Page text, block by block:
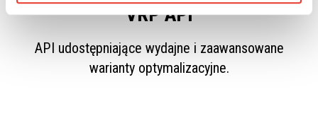
VRP API
API udostępniające wydajne i zaawansowane
warianty optymalizacyjne.